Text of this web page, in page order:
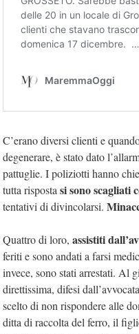
C’erano diversi clienti e
degenerare, è stato dato
pattuglie. I poliziotti hanno
tutta risposta si sono scagliati
tentativi di divincolarsi.
Quattro di loro, assistiti
feriti e sono andati a farsi
invece, sono stati arrestati. Al
direttissima, difesi dall’avvocata
scelto di non rispondere alle
ditta di raccolta del ferro, il